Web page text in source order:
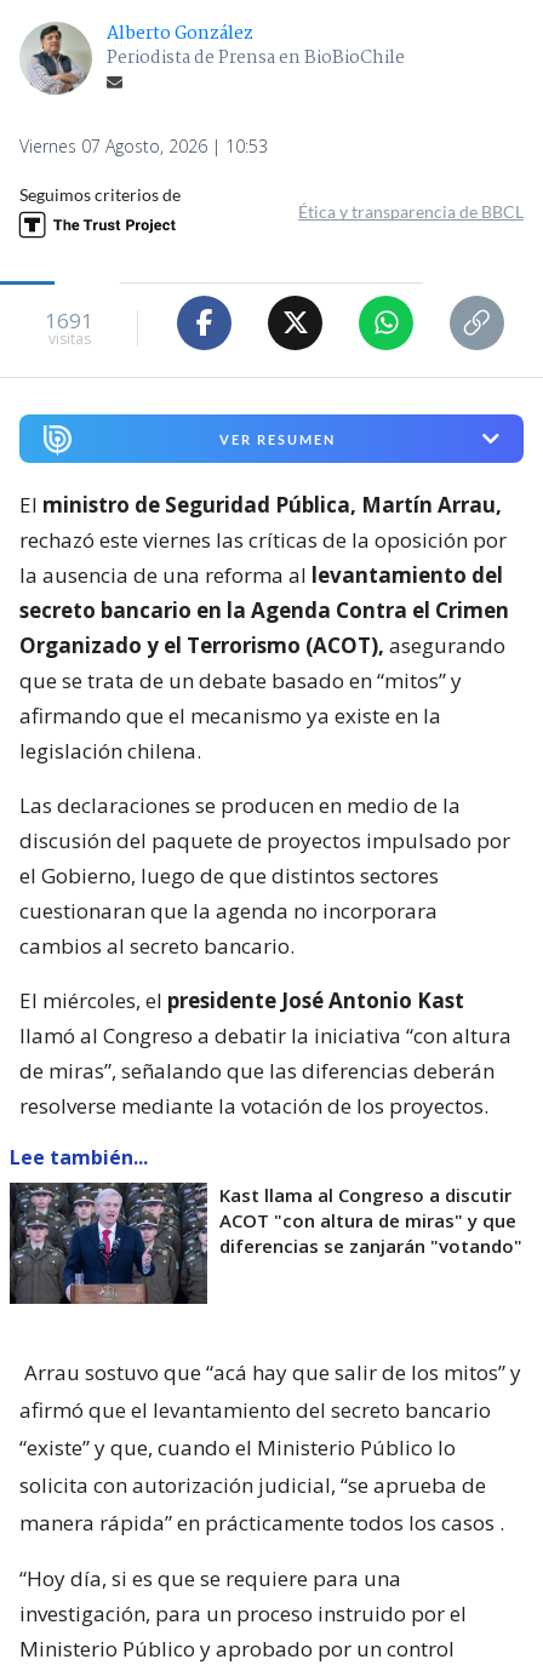
Alberto González
Periodista de Prensa en BioBioChile
Viernes 07 Agosto, 2026 | 10:53
Seguimos criterios de
Ética y transparencia de BBCL
1691
visitas
VER RESUMEN
El ministro de Seguridad Pública, Martín Arrau,
rechazó este viernes las críticas de la oposición por
la ausencia de una reforma al levantamiento del
secreto bancario en la Agenda Contra el Crimen
Organizado y el Terrorismo (ACOT), asegurando
que se trata de un debate basado en “mitos” y
afirmando que el mecanismo ya existe en la
legislación chilena.
Las declaraciones se producen en medio de la
discusión del paquete de proyectos impulsado por
el Gobierno, luego de que distintos sectores
cuestionaran que la agenda no incorporara
cambios al secreto bancario.
El miércoles, el presidente José Antonio Kast
llamó al Congreso a debatir la iniciativa “con altura
de miras”, señalando que las diferencias deberán
resolverse mediante la votación de los proyectos.
Lee también...
Kast llama al Congreso a discutir
ACOT "con altura de miras" y que
diferencias se zanjarán "votando"
Arrau sostuvo que “acá hay que salir de los mitos” y
afirmó que el levantamiento del secreto bancario
“existe” y que, cuando el Ministerio Público lo
solicita con autorización judicial, “se aprueba de
manera rápida” en prácticamente todos los casos .
“Hoy día, si es que se requiere para una
investigación, para un proceso instruido por el
Ministerio Público y aprobado por un control